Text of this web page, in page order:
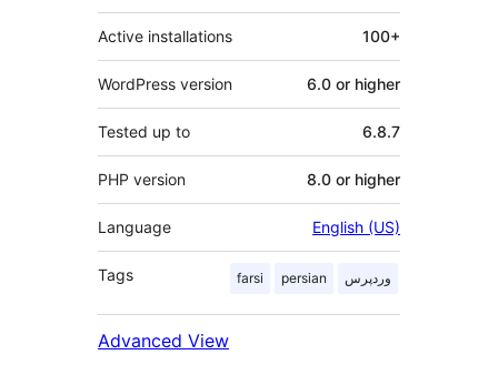
Active installations 100+
WordPress version 6.0 or higher
Tested up to 6.8.7
PHP version 8.0 or higher
Language English (US)
Tags farsi persian وردپرس
Advanced View